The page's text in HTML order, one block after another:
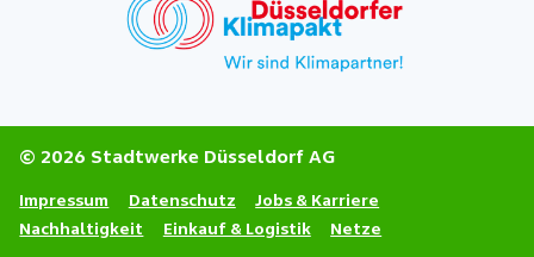
© 2026 Stadtwerke Düsseldorf AG
Impressum Datenschutz
Jobs & Karriere
Nachhaltigkeit
Einkauf & Logistik Netze